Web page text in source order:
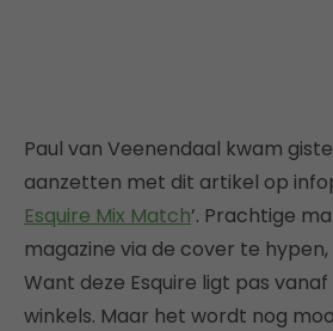
Paul van Veenendaal kwam
aanzetten met dit artikel op
Esquire Mix Match’. Prachtige
magazine via de cover te
Want deze Esquire ligt pas vanaf
winkels. Maar het wordt nog